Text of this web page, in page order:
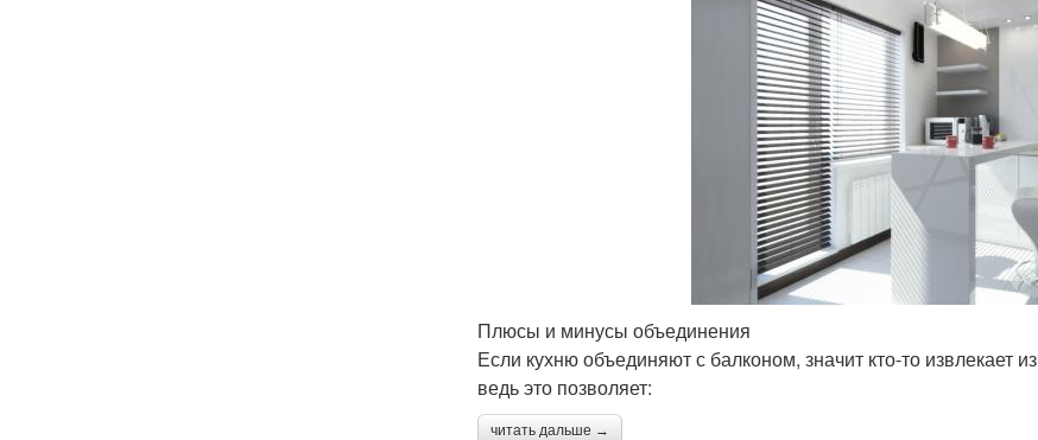
Плюсы и минусы объединения
Если кухню объединяют с балконом, значит кто-то
ведь это позволяет:
читать дальше →